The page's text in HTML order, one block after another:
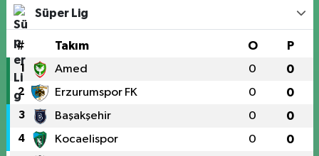
Süper Lig
# Takım O P
1 Amed 0 0
2 Erzurumspor FK 0 0
3 Başakşehir 0 0
4 Kocaelispor 0 0